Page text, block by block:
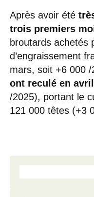
Après avoir été
trois premiers
broutards achetés
d’engraissement
mars, soit +6 000
ont reculé en avril
/2025), portant le
121 000 têtes (+3